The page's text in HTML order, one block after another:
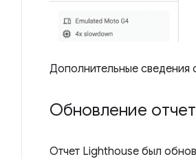
Дополнительные сведения
Обновление
Отчет Lighthouse был